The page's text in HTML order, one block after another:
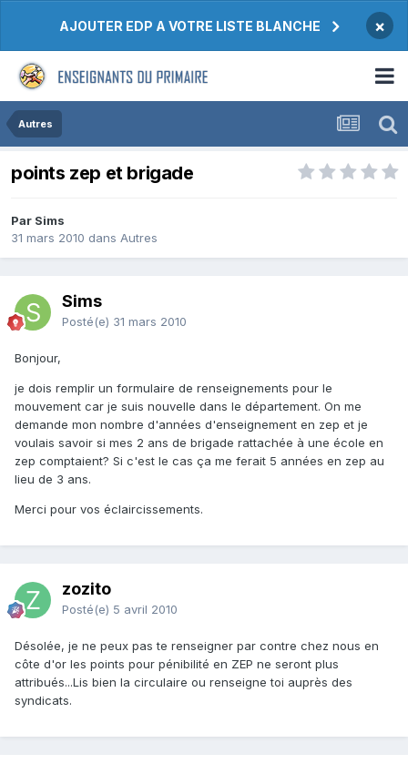
AJOUTER EDP A VOTRE LISTE BLANCHE ×
Autres
points zep et brigade
Par Sims
31 mars 2010 dans Autres
Sims
Posté(e) 31 mars 2010
Bonjour,
je dois remplir un formulaire de renseignements pour le
mouvement car je suis nouvelle dans le département. On me
demande mon nombre d'années d'enseignement en zep et je
voulais savoir si mes 2 ans de brigade rattachée à une école en
zep comptaient? Si c'est le cas ça me ferait 5 années en zep au
lieu de 3 ans.
Merci pour vos éclaircissements.
zozito
Posté(e) 5 avril 2010
Désolée, je ne peux pas te renseigner par contre chez nous en
côte d'or les points pour pénibilité en ZEP ne seront plus
attribués...Lis bien la circulaire ou renseigne toi auprès des
syndicats.